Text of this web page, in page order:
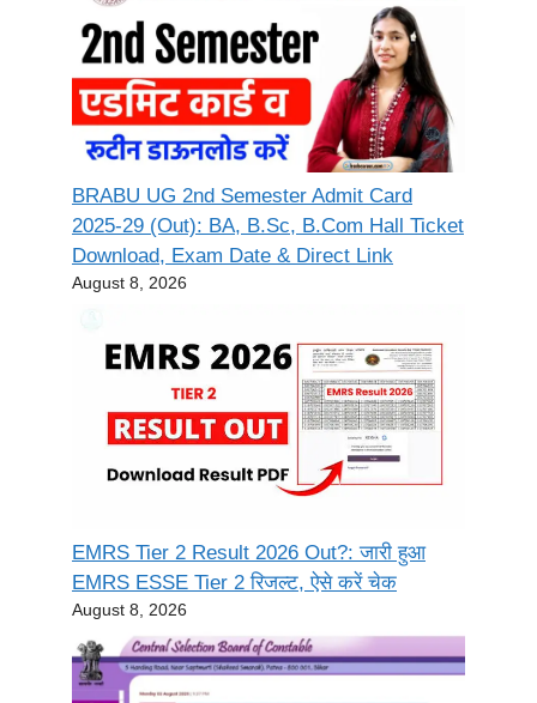
BRABU UG 2nd Semester Admit Card
2025-29 (Out): BA, B.Sc, B.Com Hall Ticket
Download, Exam Date & Direct Link
August 8, 2026
EMRS Tier 2 Result 2026 Out?: जारी हुआ
EMRS ESSE Tier 2 रिजल्ट, ऐसे करें चेक
August 8, 2026